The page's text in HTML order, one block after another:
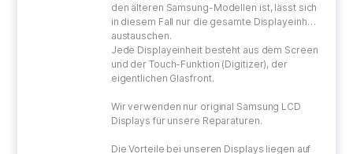
den älteren Samsung-Modellen ist, lässt sich
in diesem Fall nur die gesamte Displayeinheit
austauschen.
Jede Displayeinheit besteht aus dem Screen
und der Touch-Funktion (Digitizer), der
eigentlichen Glasfront.
Wir verwenden nur original Samsung LCD
Displays für unsere Reparaturen.
Die Vorteile bei unseren Displays liegen auf